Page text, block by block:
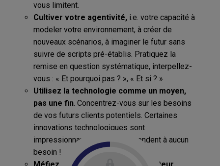
vous limitent.
Cultiver votre agentivité, i.e. votre capacité à
modeler votre environnement, à créer de
nouveaux scénarios, à imaginer le futur sans
suivre de scripts pré-établis. Pratiquez la
remise en question systématique, interpellez-
vous : « Et pourquoi pas ? », « Et si ? »
Utilisez la technologie comme un moyen,
pas une fin. Concentrez-vous sur les besoins
de vos futurs clients potentiels. Certaines
innovations technologiques sont
impressionnantes mais ne répondent à aucun
besoin !